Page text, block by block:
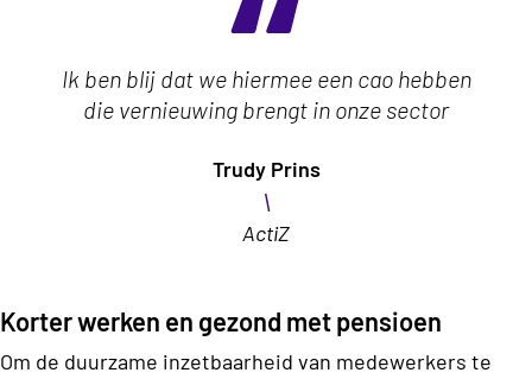
Ik ben blij dat we hiermee een cao hebben
die vernieuwing brengt in onze sector
Trudy Prins
\
ActiZ
Korter werken en gezond met pensioen
Om de duurzame inzetbaarheid van medewerkers te